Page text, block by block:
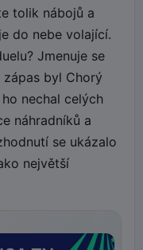
tolik nábojů a
do nebe volající.
Jmenuje se
zápas byl Chorý
nechal celých
náhradníků a
se ukázalo
největší